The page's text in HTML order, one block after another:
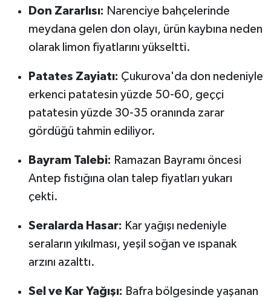
Don Zararlısı: Narenciye bahçelerinde
meydana gelen don olayı, ürün kaybına neden
olarak limon fiyatlarını yükseltti.
Patates Zayiatı: Çukurova'da don nedeniyle
erkenci patatesin yüzde 50-60, geççi
patatesin yüzde 30-35 oranında zarar
gördüğü tahmin ediliyor.
Bayram Talebi: Ramazan Bayramı öncesi
Antep fıstığına olan talep fiyatları yukarı
çekti.
Seralarda Hasar: Kar yağışı nedeniyle
seraların yıkılması, yeşil soğan ve ıspanak
arzını azalttı.
Sel ve Kar Yağışı: Bafra bölgesinde yaşanan